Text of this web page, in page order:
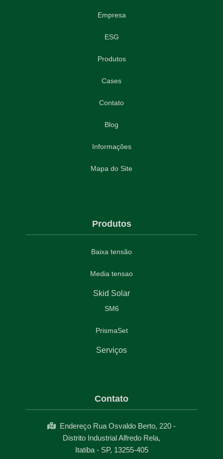
Empresa
ESG
Produtos
Cases
Contato
Blog
Informações
Mapa do Site
Produtos
Baixa tensão
Media tensao
Skid Solar
SM6
PrismaSet
Serviços
Contato
Endereço Rua Osvaldo Berto, 220 -
Distrito Industrial Alfredo Rela,
Itatiba - SP, 13255-405